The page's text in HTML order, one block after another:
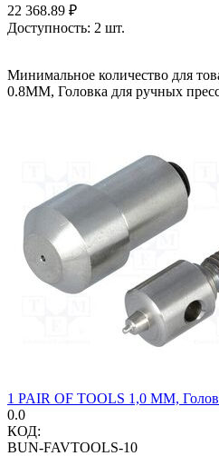
22 368.89 ₽
Доступность: 2 шт.
Минимальное количество для
0.8MM, Головка для ручных
1 PAIR OF TOOLS 1,0 MM,
0.0
КОД:
BUN-FAVTOOLS-10